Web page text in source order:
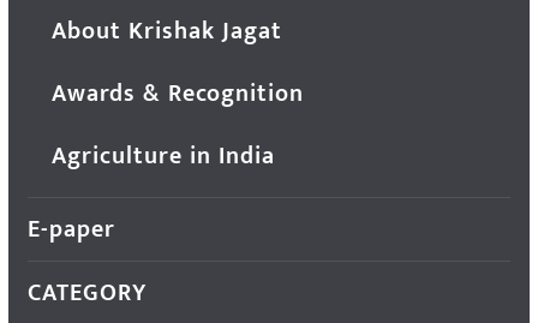
About Krishak Jagat
Awards & Recognition
Agriculture in India
E-paper
CATEGORY